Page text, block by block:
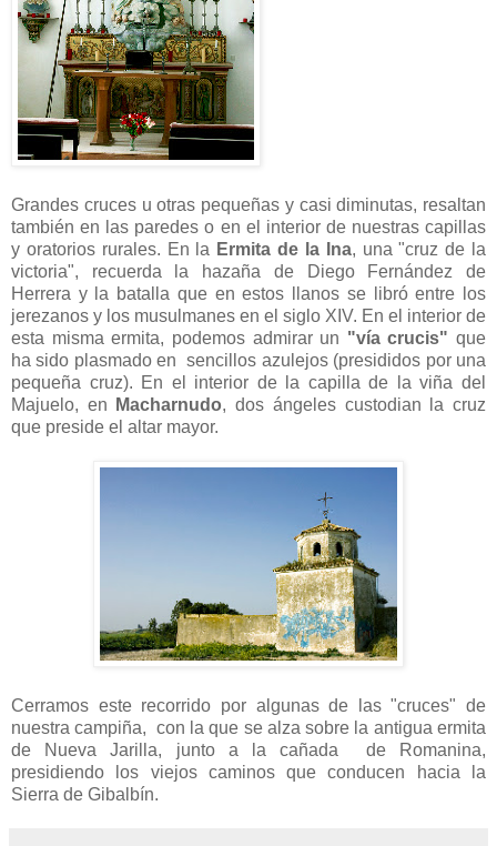
Grandes cruces u otras pequeñas y casi diminutas, resaltan
también en las paredes o en el interior de nuestras capillas
y oratorios rurales. En la Ermita de la Ina, una "cruz de la
victoria", recuerda la hazaña de Diego Fernández de
Herrera y la batalla que en estos llanos se libró entre los
jerezanos y los musulmanes en el siglo XIV. En el interior de
esta misma ermita, podemos admirar un "vía crucis" que
ha sido plasmado en sencillos azulejos (presididos por una
pequeña cruz). En el interior de la capilla de la viña del
Majuelo, en
Macharnudo, dos ángeles custodian la cruz
que preside el altar mayor.
Cerramos este recorrido por algunas de las "cruces" de
nuestra campiña, con la que se alza sobre la antigua ermita
de Nueva Jarilla, junto a la cañada de Romanina,
presidiendo los viejos caminos que conducen hacia la
Sierra de Gibalbín.